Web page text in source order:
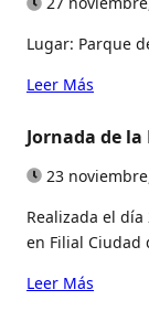
Lugar: Parque
Leer Más
Jornada de la
23
Realizada el
en Filial Ciudad
Leer Más